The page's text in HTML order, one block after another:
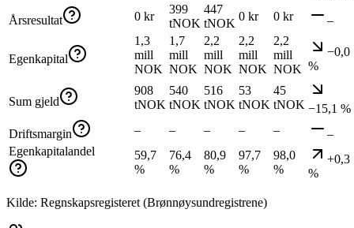
Årsresultat 0 kr
399
tNOK
447
tNOK
0 kr 0 kr –
Egenkapital
1,3
mill
NOK
1,7
mill
NOK
2,2
mill
NOK
2,2
mill
NOK
2,2
mill
NOK
−0,0
%
Sum gjeld
908
tNOK
540
tNOK
516
tNOK
53
tNOK
45
tNOK −15,1 %
Driftsmargin
– – – – –
–
Egenkapitalandel
59,7
%
76,4
%
80,9
%
97,7
%
98,0
%
+0,3
%
Kilde: Regnskapsregisteret (Brønnøysundregistrene)